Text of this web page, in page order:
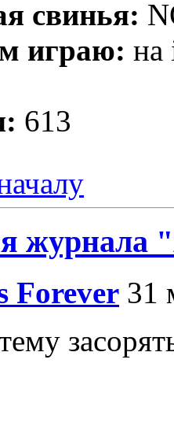
свинья:
играю: на
613
журнала
Forever 31